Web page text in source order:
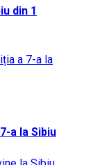
din 1
a la Sibiu